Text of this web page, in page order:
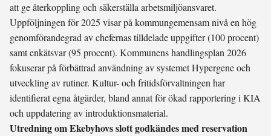
att ge återkoppling och säkerställa arbetsmiljöansvaret.
Uppföljningen för 2025 visar på kommungemensam nivå en hög
genomförandegrad av chefernas tilldelade uppgifter (100 procent)
samt enkätsvar (95 procent). Kommunens handlingsplan 2026
fokuserar på förbättrad användning av systemet Hypergene och
utveckling av rutiner. Kultur- och fritidsförvaltningen har
identifierat egna åtgärder, bland annat för ökad rapportering i KIA
och uppdatering av introduktionsmaterial.
Utredning om Ekebyhovs slott godkändes med reservation